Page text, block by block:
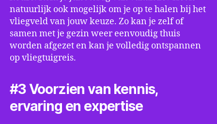
natuurlijk ook mogelijk om je op te halen bij het
vliegveld van jouw keuze. Zo kan je zelf of
samen met je gezin weer eenvoudig thuis
worden afgezet en kan je volledig ontspannen
op vliegtuigreis.
#3 Voorzien van kennis,
ervaring en expertise